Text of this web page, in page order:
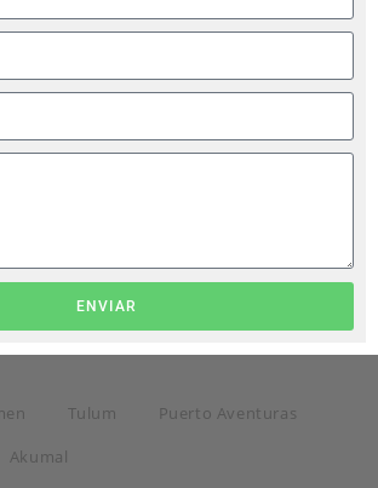
ENVIAR
Tulum
Puerto Aventuras
Akumal